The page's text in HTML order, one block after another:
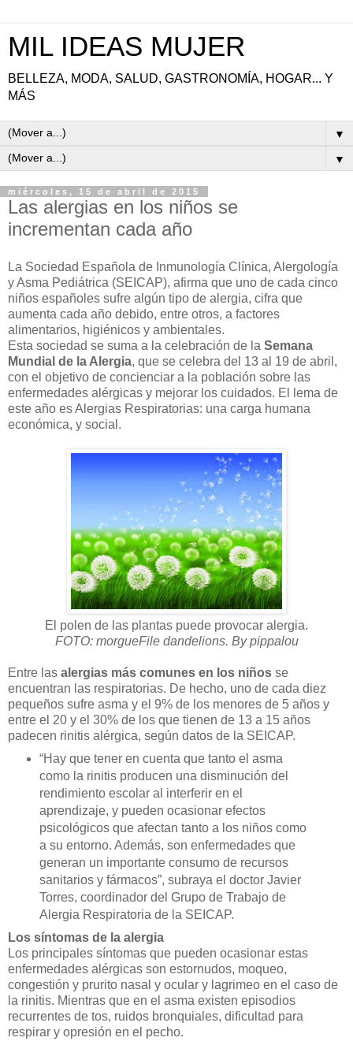
MIL IDEAS MUJER
BELLEZA, MODA, SALUD, GASTRONOMÍA, HOGAR... Y
MÁS
▼
▼
miércoles, 15 de abril de 2015
Las alergias en los niños se
incrementan cada año
La Sociedad Española de Inmunología Clínica, Alergología
y Asma Pediátrica (SEICAP), afirma que uno de cada cinco
niños españoles sufre algún tipo de alergia, cifra que
aumenta cada año debido, entre otros, a factores
alimentarios, higiénicos y ambientales.
Esta sociedad se suma a la celebración de la Semana
Mundial de la Alergia, que se celebra del 13 al 19 de abril,
con el objetivo de concienciar a la población sobre las
enfermedades alérgicas y mejorar los cuidados. El lema de
este año es Alergias Respiratorias: una carga humana
económica, y social.
El polen de las plantas puede provocar alergia.
FOTO: morgueFile dandelions. By pippalou
Entre las alergias más comunes en los niños se
encuentran las respiratorias. De hecho, uno de cada diez
pequeños sufre asma y el 9% de los menores de 5 años y
entre el 20 y el 30% de los que tienen de 13 a 15 años
padecen rinitis alérgica, según datos de la SEICAP.
“Hay que tener en cuenta que tanto el asma
como la rinitis producen una disminución del
rendimiento escolar al interferir en el
aprendizaje, y pueden ocasionar efectos
psicológicos que afectan tanto a los niños como
a su entorno. Además, son enfermedades que
generan un importante consumo de recursos
sanitarios y fármacos”, subraya el doctor Javier
Torres, coordinador del Grupo de Trabajo de
Alergia Respiratoria de la SEICAP.
Los síntomas de la alergia
Los principales síntomas que pueden ocasionar estas
enfermedades alérgicas son estornudos, moqueo,
congestión y prurito nasal y ocular y lagrimeo en el caso de
la rinitis. Mientras que en el asma existen episodios
recurrentes de tos, ruidos bronquiales, dificultad para
respirar y opresión en el pecho.